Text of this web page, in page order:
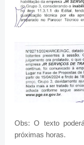
Obs: O texto
próximas horas.